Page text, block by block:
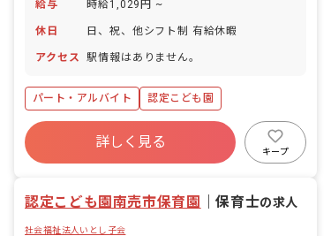
給与 時給1,029円 ~
休日 日、祝、他シフト制 有給休暇
アクセス 駅情報はありません。
パート・アルバイト 認定こども園
詳しく見る
キープ
認定こども園南売市保育園 ｜保育士の求人
社会福祉法人いとし子会